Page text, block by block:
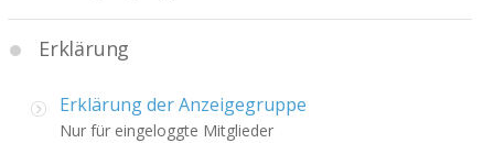
Erklärung
Erklärung der Anzeigegruppe
Nur für eingeloggte Mitglieder